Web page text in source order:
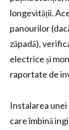
longevității.
panourilor
zăpadă),
electrice și
raportate de
Instalarea
care îmbină